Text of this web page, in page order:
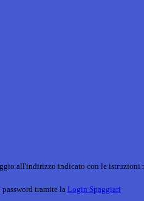
all'indirizzo indicato con le istruzioni
tramite la Login Spaggiari